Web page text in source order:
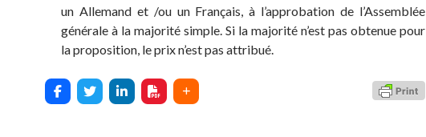
un Allemand et /ou un Français, à l’approbation de l’Assemblée
générale à la majorité simple. Si la majorité n’est pas obtenue pour
la proposition, le prix n’est pas attribué.